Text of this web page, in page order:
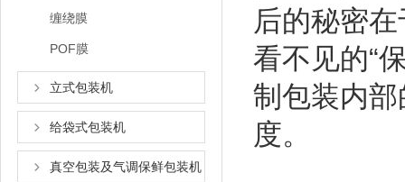
缠绕膜
POF膜
立式包装机
给袋式包装机
真空包装及气调保鲜包装机
后的秘密
看不见的“
制包装内
度。